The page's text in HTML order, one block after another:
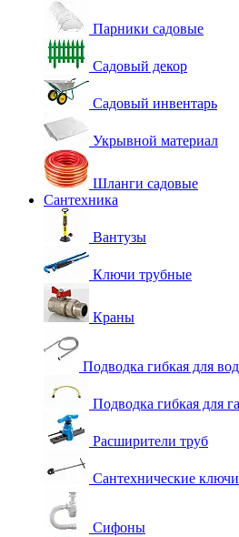
Парники садовые
Садовый декор
Садовый инвентарь
Укрывной материал
Шланги садовые
Сантехника
Вантузы
Ключи трубные
Краны
Подводка гибкая для
Подводка гибкая для
Расширители труб
Сантехнические ключи
Сифоны